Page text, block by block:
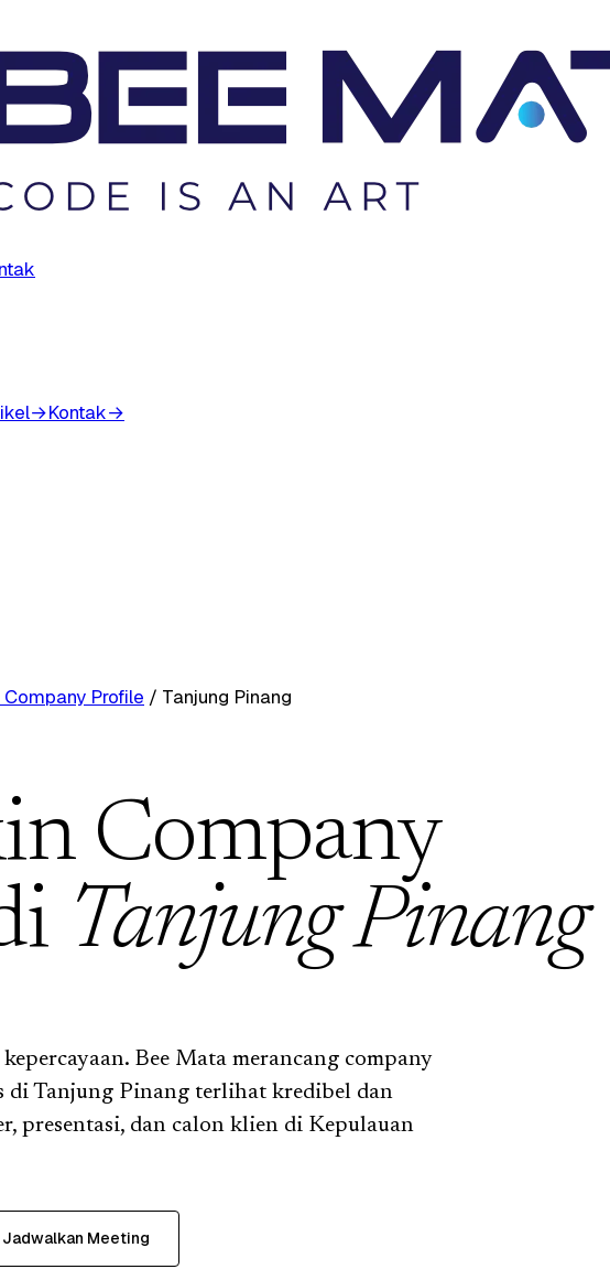
→Kontak→
Profile / Tanjung Pinang
Company
Tanjung Pinang
Bee Mata merancang company
di Tanjung Pinang terlihat kredibel dan
presentasi, dan calon klien di Kepulauan
Jadwalkan Meeting